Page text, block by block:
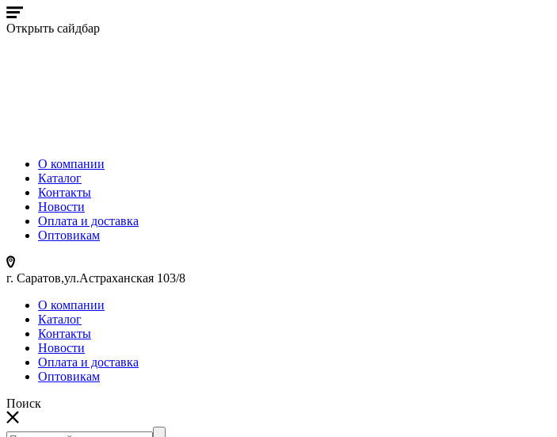
Открыть сайдбар
О компании
Каталог
Контакты
Новости
Оплата и доставка
Оптовикам
г. Саратов,ул.Астраханская 103/8
О компании
Каталог
Контакты
Новости
Оплата и доставка
Оптовикам
Поиск